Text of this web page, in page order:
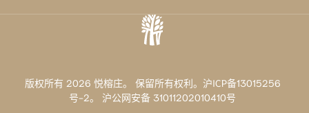
版权所有 2026 悦榕庄。 保留所有权利。沪ICP备13015256
号-2。 沪公网安备 31011202010410号